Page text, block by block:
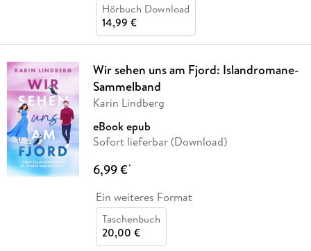
Hörbuch Download
14,99 €
Wir sehen uns am Fjord: Islandromane-
Sammelband
Karin Lindberg
eBook epub
Sofort lieferbar (Download)
6,99 €*
Ein weiteres Format
Taschenbuch
20,00 €